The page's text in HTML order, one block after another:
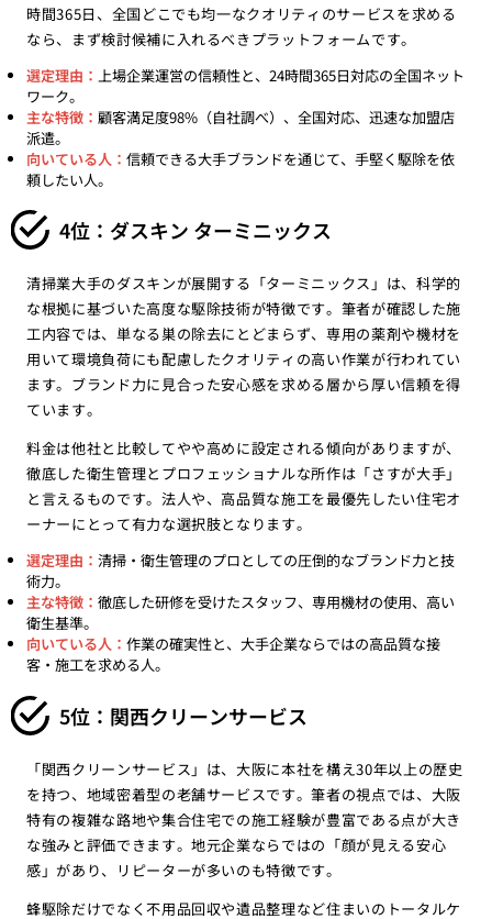
時間365日、全国どこでも均一なクオリティのサービスを求める
なら、まず検討候補に入れるべきプラットフォームです。
選定理由： 上場企業運営の信頼性と、24時間365日対応の全国ネット
ワーク。
主な特徴： 顧客満足度98%（自社調べ）、全国対応、迅速な加盟店
派遣。
向いている人： 信頼できる大手ブランドを通じて、手堅く駆除を依
頼したい人。
4位：ダスキン ターミニックス
清掃業大手のダスキンが展開する「ターミニックス」は、科学的
な根拠に基づいた高度な駆除技術が特徴です。筆者が確認した施
工内容では、単なる巣の除去にとどまらず、専用の薬剤や機材を
用いて環境負荷にも配慮したクオリティの高い作業が行われてい
ます。ブランド力に見合った安心感を求める層から厚い信頼を得
ています。
料金は他社と比較してやや高めに設定される傾向がありますが、
徹底した衛生管理とプロフェッショナルな所作は「さすが大手」
と言えるものです。法人や、高品質な施工を最優先したい住宅オ
ーナーにとって有力な選択肢となります。
選定理由： 清掃・衛生管理のプロとしての圧倒的なブランド力と技
術力。
主な特徴： 徹底した研修を受けたスタッフ、専用機材の使用、高い
衛生基準。
向いている人： 作業の確実性と、大手企業ならではの高品質な接
客・施工を求める人。
5位：関西クリーンサービス
「関西クリーンサービス」は、大阪に本社を構え30年以上の歴史
を持つ、地域密着型の老舗サービスです。筆者の視点では、大阪
特有の複雑な路地や集合住宅での施工経験が豊富である点が大き
な強みと評価できます。地元企業ならではの「顔が見える安心
感」があり、リピーターが多いのも特徴です。
蜂駆除だけでなく不用品回収や遺品整理など住まいのトータルケ